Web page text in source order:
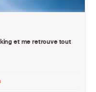
et me retrouve tout